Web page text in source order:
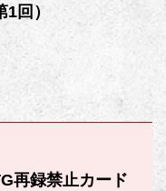
回）
再録禁止カード